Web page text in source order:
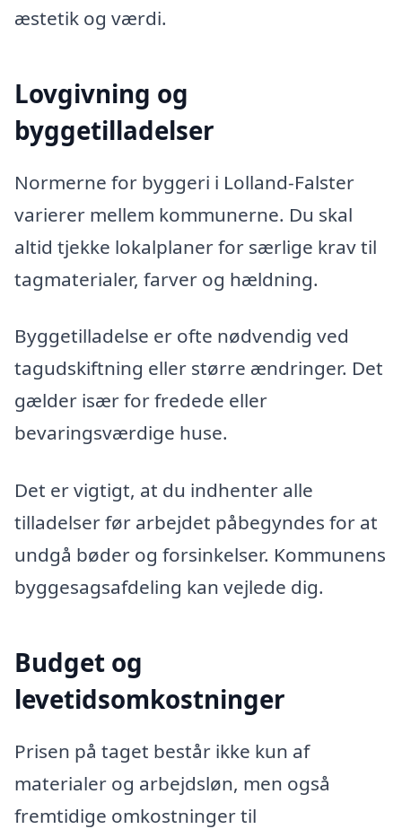
æstetik og værdi.
Lovgivning og
byggetilladelser
Normerne for byggeri i Lolland-Falster
varierer mellem kommunerne. Du skal
altid tjekke lokalplaner for særlige krav til
tagmaterialer, farver og hældning.
Byggetilladelse er ofte nødvendig ved
tagudskiftning eller større ændringer. Det
gælder især for fredede eller
bevaringsværdige huse.
Det er vigtigt, at du indhenter alle
tilladelser før arbejdet påbegyndes for at
undgå bøder og forsinkelser. Kommunens
byggesagsafdeling kan vejlede dig.
Budget og
levetidsomkostninger
Prisen på taget består ikke kun af
materialer og arbejdsløn, men også
fremtidige omkostninger til